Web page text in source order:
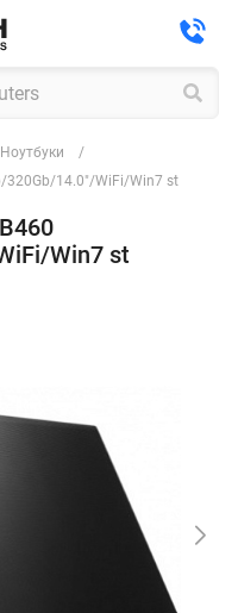
Ноутбуки
320Gb/14.0"/WiFi/Win7 st
Win7 st